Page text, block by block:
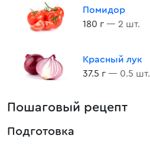
Помидор
180 г — 2 шт.
Красный лук
37.5 г — 0.5 шт.
Пошаговый рецепт
Подготовка